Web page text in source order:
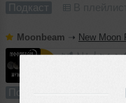
Подкаст
Moonbeam ➝ New Moon
Подкаст В